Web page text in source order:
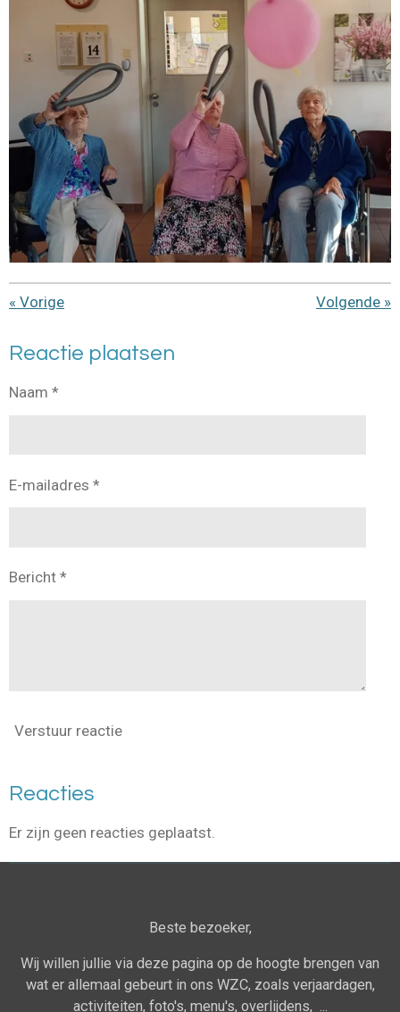
« Vorige Volgende »
Reactie plaatsen
Naam *
E-mailadres *
Bericht *
Verstuur reactie
Reacties
Er zijn geen reacties geplaatst.
Beste bezoeker,
Wij willen jullie via deze pagina op de hoogte brengen van
wat er allemaal gebeurt in ons WZC, zoals verjaardagen,
activiteiten, foto's, menu's, overlijdens, ...